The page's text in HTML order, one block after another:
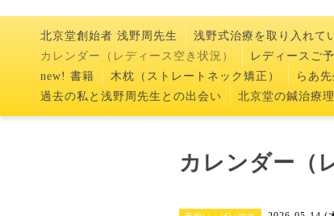
北京堂創始者 浅野周先生 浅野式治療を取り入れて
カレンダー（レディース空き状況）
レディースご
new! 書籍
木枕（ストレートネック矯正） らあ
過去の私と浅野周先生との出会い
北京堂の鍼治療
カレンダー（